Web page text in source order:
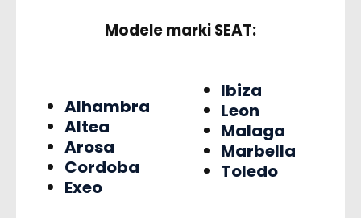
Modele marki SEAT:
Alhambra
Altea
Arosa
Cordoba
Exeo
Ibiza
Leon
Malaga
Marbella
Toledo